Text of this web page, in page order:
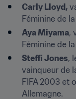
Carly Lloyd,
Féminine de
Aya Miyama,
Féminine de
Steffi Jones,
vainqueur de
FIFA 2003 et
Allemagne.